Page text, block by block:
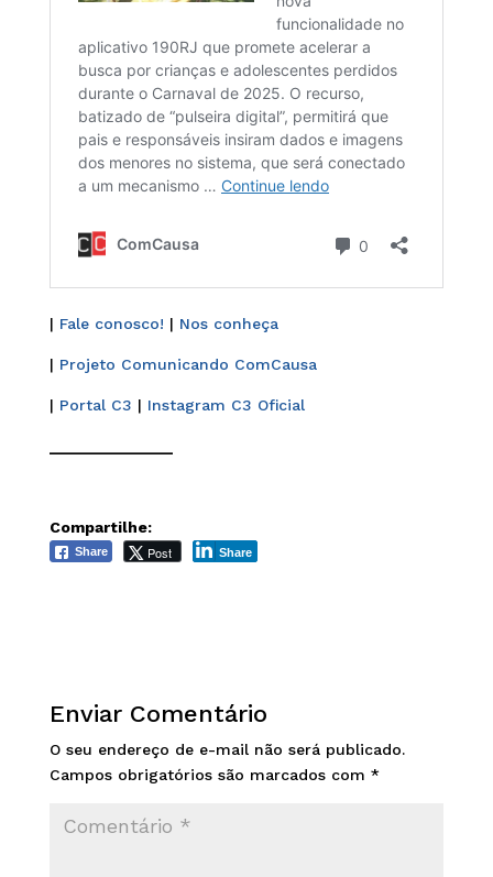
| Fale conosco! | Nos conheça
| Projeto Comunicando ComCausa
| Portal C3 | Instagram C3 Oficial
Compartilhe:
Share Post Share
Enviar Comentário
O seu endereço de e-mail não será publicado.
Campos obrigatórios são marcados com *